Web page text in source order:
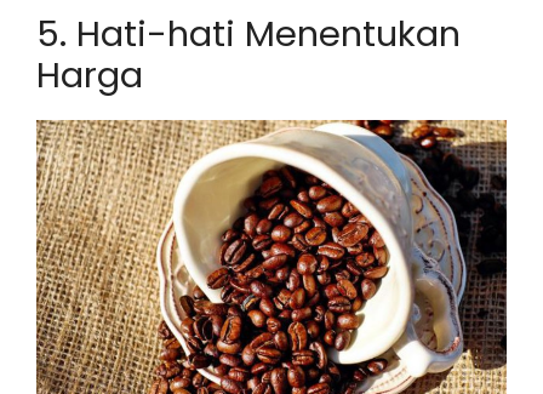
5. Hati-hati Menentukan
Harga